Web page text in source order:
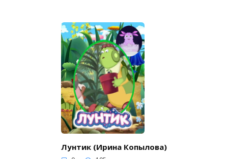
Лунтик (Ирина Копылова)